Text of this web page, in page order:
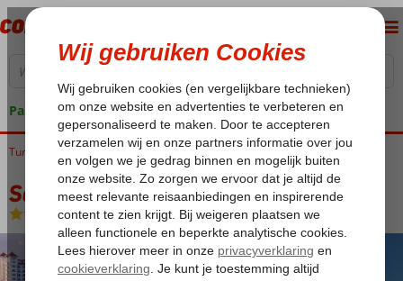
Pakketgarantie
Home
Turkije Turkse Riviera Side Kumkoy Serenis Hotel
Serenis Hotel
All Inclusive-Hotel